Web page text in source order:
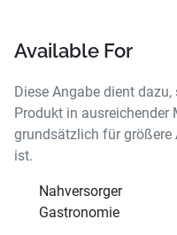
Available For
Diese Angabe dient
Produkt in ausreichender
grundsätzlich für größere
ist.
Nahversorger
Gastronomie